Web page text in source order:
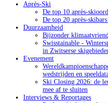
Après-Ski
De top 10 après-
De top 20 après-
Duurzaamheid
Bijzonder
Swisstainable -
in Zwitserse
Evenement
wedstrijden en
Ski Closing 2026: de
mee af te sluiten
Interviews & Reportages